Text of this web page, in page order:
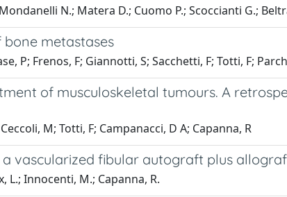
N.; Matera D.; Cuomo P.; Scoccianti G.;
metastases
P; Frenos, F; Giannotti, S; Sacchetti, F; Totti, F;
of musculoskeletal tumours. A
M; Totti, F; Campanacci, D A; Capanna, R
vascularized fibular autograft plus
L.; Innocenti, M.; Capanna, R.